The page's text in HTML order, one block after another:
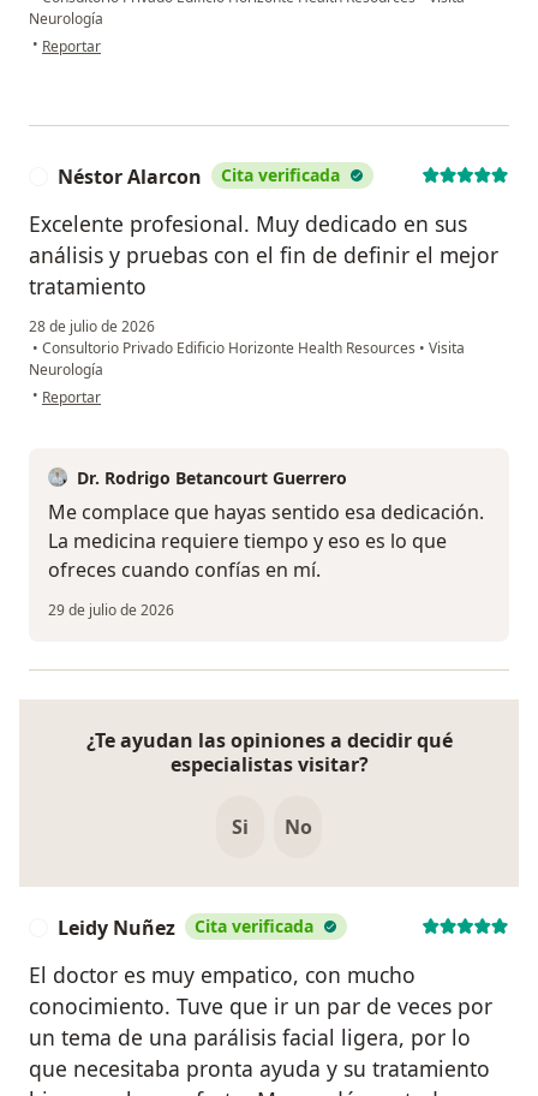
Neurología
• en opinión del usuario Maria angel
Reportar
Néstor Alarcon Cita verificada
Excelente profesional. Muy dedicado en sus
análisis y pruebas con el fin de definir el mejor
tratamiento
28 de julio de 2026
• Consultorio Privado Edificio Horizonte Health Resources • Visita
Neurología
• en opinión del usuario Néstor Alarcon
Reportar
Dr. Rodrigo Betancourt Guerrero
Me complace que hayas sentido esa dedicación.
La medicina requiere tiempo y eso es lo que
ofreces cuando confías en mí.
29 de julio de 2026
¿Te ayudan las opiniones a decidir qué
especialistas visitar?
Si No
Leidy Nuñez Cita verificada
El doctor es muy empatico, con mucho
conocimiento. Tuve que ir un par de veces por
un tema de una parálisis facial ligera, por lo
que necesitaba pronta ayuda y su tratamiento